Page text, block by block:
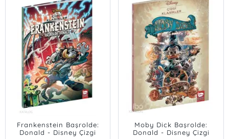
Frankenstein Başrolde:
Donald - Disney Çizgi
Moby Dick Başrolde:
Donald - Disney Çizgi